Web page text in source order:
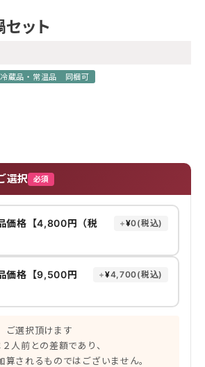
ット
蔵品・常温品 同梱可
選択
格【4,800円（税
+¥0 税込
価格【9,500円
+¥4,700 税込
選択頂けます
人前との差額であり、
算されるものではございません。